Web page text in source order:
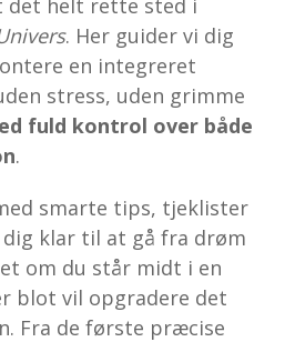
det helt rette sted i
. Her guider vi dig
en integreret
stress, uden grimme
fuld kontrol over både
.
smarte tips, tjeklister
dig klar til at gå fra drøm
om du står midt i en
blot vil opgradere det
Fra de første præcise